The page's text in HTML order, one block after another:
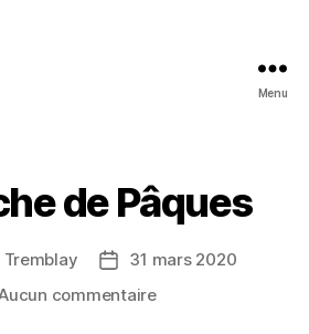
Menu
de Pâques
Tremblay
Date
de
31 mars 2020
commentairesur